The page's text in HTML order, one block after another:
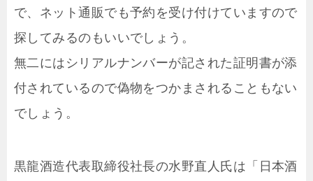
で、ネット通販でも予約を受け付けていますので
探してみるのもいいでしょう。
無二にはシリアルナンバーが記された証明書が添
付されているので偽物をつかまされることもない
でしょう。
黒龍酒造代表取締役社長の水野直人氏は「日本酒